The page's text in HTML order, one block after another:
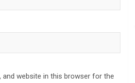
and website in this browser for the